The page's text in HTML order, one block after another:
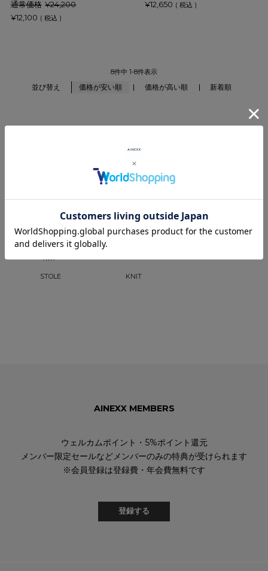
通常価格 ¥24,200
¥12,100 税込
¥12,650 税込
並び替え 価格が安い順 価格が高い順 新着順
8件中 1-8件表示
CATEGORY
STOLE KNIT
AINEXX MEMBERS
ウェルカムポイント・5%ポイント還元
メンバー限定セールなどメンバーのみの特典が受けられます
※会員登録は登録費・年会費無料です
登録する